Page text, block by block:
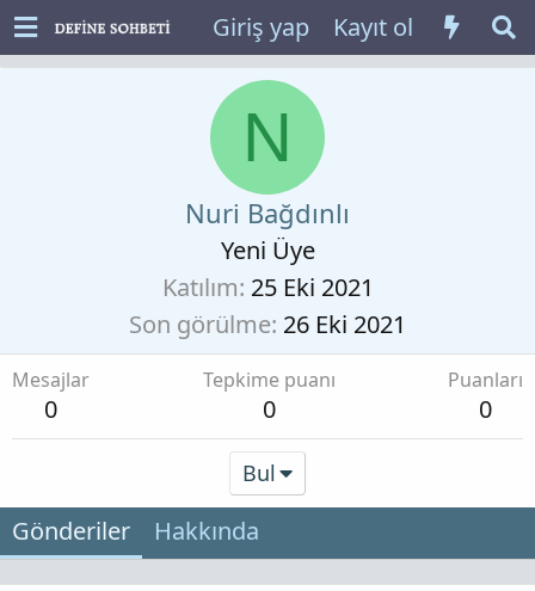
Giriş yap Kayıt ol
N
Nuri Bağdınlı
Yeni Üye
Katılım 25 Eki 2021
Son görülme 26 Eki 2021
Mesajlar
0
Tepkime puanı
0
Puanları
0
Bul
Gönderiler Hakkında